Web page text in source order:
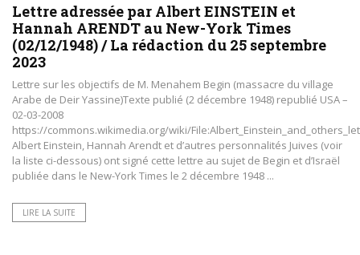
Lettre adressée par Albert EINSTEIN et
Hannah ARENDT au New-York Times
(02/12/1948) / La rédaction du 25 septembre
2023
Lettre sur les objectifs de M. Menahem Begin (massacre du village
Arabe de Deir Yassine)Texte publié (2 décembre 1948) republié USA –
02-03-2008
https://commons.wikimedia.org/wiki/
Albert Einstein, Hannah Arendt et d’autres personnalités Juives (voir
la liste ci-dessous) ont signé cette lettre au sujet de Begin et d’Israël
publiée dans le New-York Times le 2 décembre 1948 ...
LIRE LA SUITE